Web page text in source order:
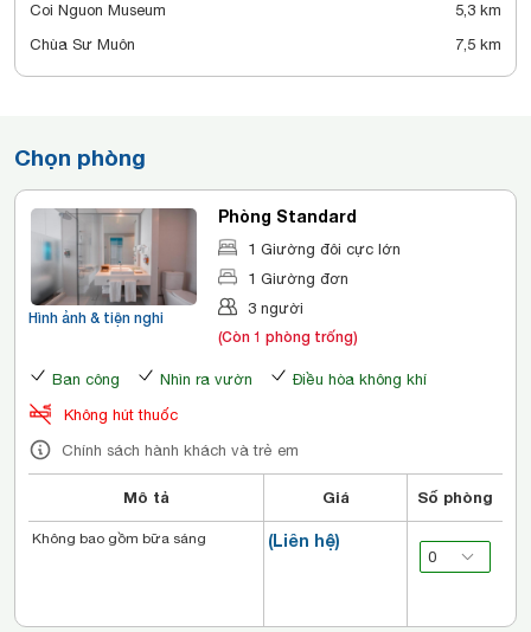
Coi Nguon Museum
5,3 km
Chùa Sư Muôn
7,5 km
Chọn phòng
Hình ảnh & tiện nghi
Phòng Standard
1 Giường đôi cực lớn
1 Giường đơn
3 người
(Còn 1 phòng trống)
Ban công Nhìn ra vườn
Điều hòa không khí
Không hút thuốc
Chính sách hành khách và trẻ em
Mô tả Giá Số phòng
(Liên hệ)
Không bao gồm bữa sáng